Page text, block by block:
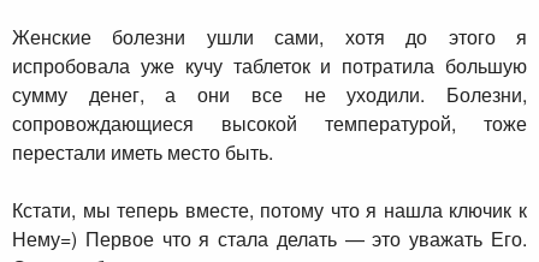
Женские болезни ушли сами, хотя до этого я
испробовала уже кучу таблеток и потратила большую
сумму денег, а они все не уходили. Болезни,
сопровождающиеся высокой температурой, тоже
перестали иметь место быть.
Кстати, мы теперь вместе, потому что я нашла ключик к
Нему=) Первое что я стала делать — это уважать Его.